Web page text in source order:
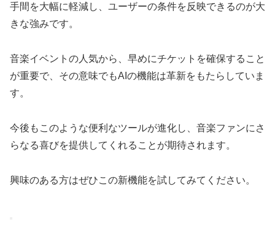
手間を大幅に軽減し、ユーザーの条件を反映できるのが大
きな強みです。
音楽イベントの人気から、早めにチケットを確保すること
が重要で、その意味でもAIの機能は革新をもたらしていま
す。
今後もこのような便利なツールが進化し、音楽ファンにさ
らなる喜びを提供してくれることが期待されます。
興味のある方はぜひこの新機能を試してみてください。